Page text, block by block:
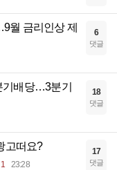
월 금리인상 제
6
댓글
기배당…3분기
18
댓글
고떠요?
23:28
17
댓글